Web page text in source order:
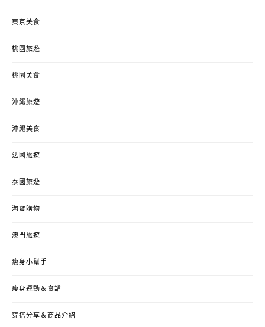
東京美食
桃園旅遊
桃園美食
沖繩旅遊
沖繩美食
法國旅遊
泰國旅遊
淘寶購物
澳門旅遊
瘦身小幫手
瘦身運動＆食譜
穿搭分享＆商品介紹